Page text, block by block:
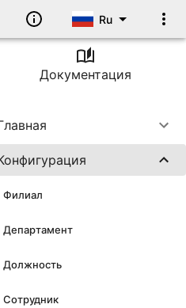
Ru
Документация
Филиал
Департамент
Должность
Сотрудник
-> Сотрудник ->
событий.